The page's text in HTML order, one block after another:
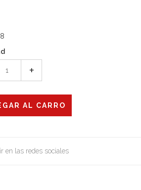
+
en las redes sociales